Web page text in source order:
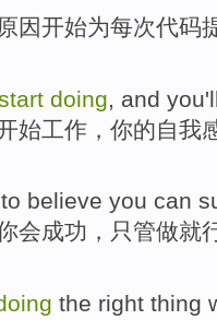
原因开始为每次代码
doing , and you
始工作 ， 你的自我
believe you can
会成功 ，只管做就
the right thing